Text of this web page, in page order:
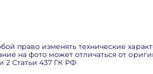
000 часов.
сравнению с аналогами). Это
внутри компрессора и
право изменять технические
на фото может отличаться от
2 Статьи 437 ГК РФ